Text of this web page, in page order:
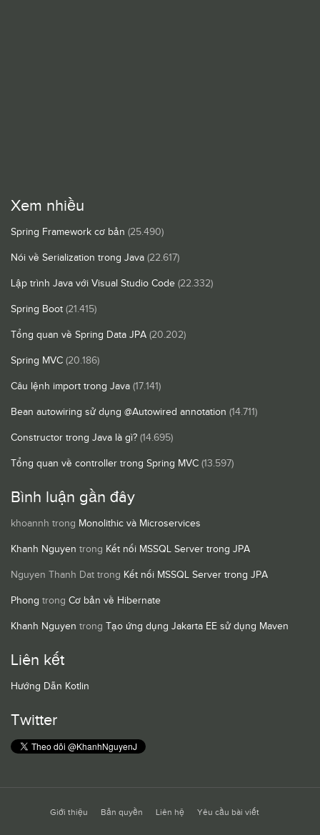
Xem nhiều
Spring Framework cơ bản (25.490)
Nói về Serialization trong Java (22.617)
Lập trình Java với Visual Studio Code (22.332)
Spring Boot (21.415)
Tổng quan về Spring Data JPA (20.202)
Spring MVC (20.186)
Câu lệnh import trong Java (17.141)
Bean autowiring sử dụng @Autowired annotation (14.711)
Constructor trong Java là gì? (14.695)
Tổng quan về controller trong Spring MVC (13.597)
Bình luận gần đây
khoannh trong Monolithic và Microservices
Khanh Nguyen trong Kết nối MSSQL Server trong JPA
Nguyen Thanh Dat trong Kết nối MSSQL Server trong JPA
Phong trong Cơ bản về Hibernate
Khanh Nguyen trong Tạo ứng dụng Jakarta EE sử dụng Maven
Liên kết
Hướng Dẫn Kotlin
Twitter
Giới thiệu Bản quyền Liên hệ Yêu cầu bài viết